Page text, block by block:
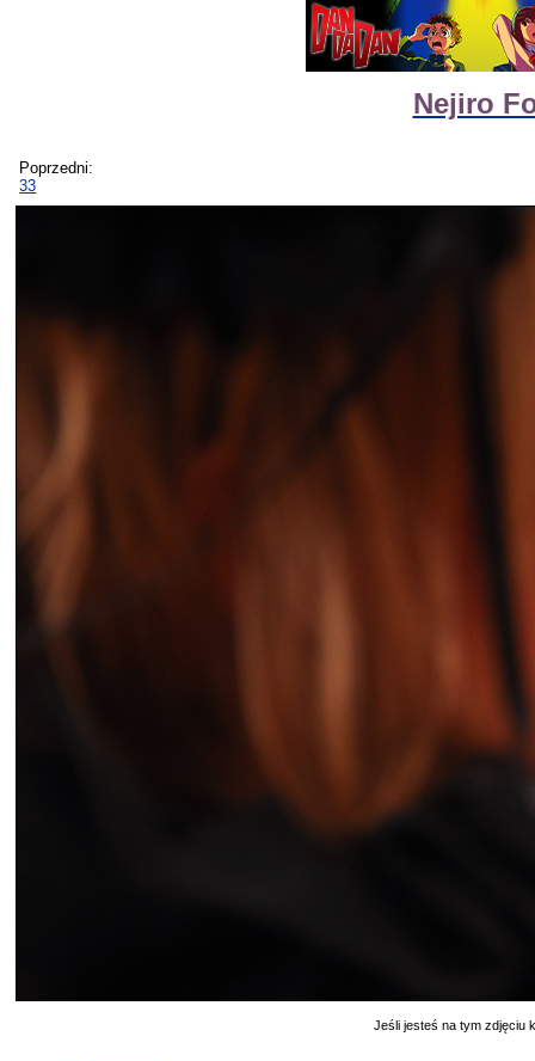
Nejiro
Poprzedni:
33
Jeśli jesteś na tym zdjęciu